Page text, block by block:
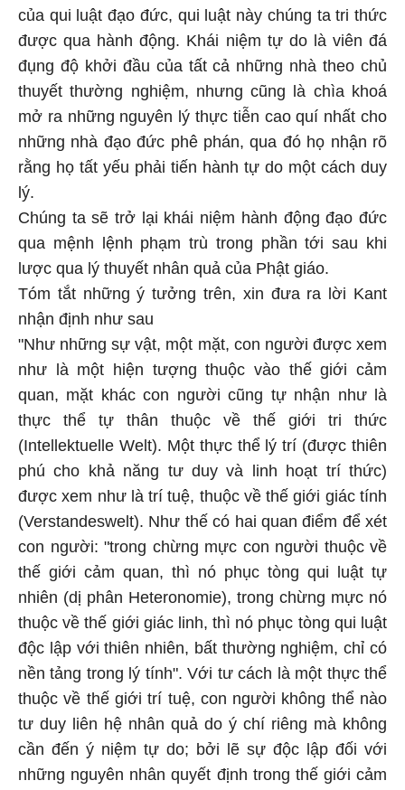
của qui luật đạo đức, qui luật này chúng ta tri thức
được qua hành động. Khái niệm tự do là viên đá
đụng độ khởi đầu của tất cả những nhà theo chủ
thuyết thường nghiệm, nhưng cũng là chìa khoá
mở ra những nguyên lý thực tiễn cao quí nhất cho
những nhà đạo đức phê phán, qua đó họ nhận rõ
rằng họ tất yếu phải tiến hành tự do một cách duy
lý.
Chúng ta sẽ trở lại khái niệm hành động đạo đức
qua mệnh lệnh phạm trù trong phần tới sau khi
lược qua lý thuyết nhân quả của Phật giáo.
Tóm tắt những ý tưởng trên, xin đưa ra lời Kant
nhận định như sau
"Như những sự vật, một mặt, con người được xem
như là một hiện tượng thuộc vào thế giới cảm
quan, mặt khác con người cũng tự nhận như là
thực thể tự thân thuộc về thế giới tri thức
(Intellektuelle Welt). Một thực thể lý trí (được thiên
phú cho khả năng tư duy và linh hoạt trí thức)
được xem như là trí tuệ, thuộc về thế giới giác tính
(Verstandeswelt). Như thế có hai quan điểm để xét
con người: "trong chừng mực con người thuộc về
thế giới cảm quan, thì nó phục tòng qui luật tự
nhiên (dị phân Heteronomie), trong chừng mực nó
thuộc về thế giới giác linh, thì nó phục tòng qui luật
độc lập với thiên nhiên, bất thường nghiệm, chỉ có
nền tảng trong lý tính". Với tư cách là một thực thể
thuộc về thế giới trí tuệ, con người không thể nào
tư duy liên hệ nhân quả do ý chí riêng mà không
cần đến ý niệm tự do; bởi lẽ sự độc lập đối với
những nguyên nhân quyết định trong thế giới cảm